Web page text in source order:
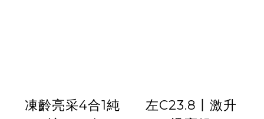
凍齡亮采4合1純
左C23.8丨激升